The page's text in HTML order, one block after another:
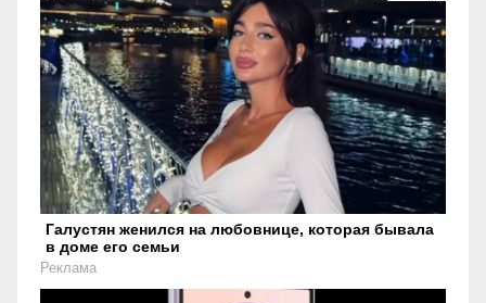
Галустян женился на любовнице, которая бывала
в доме его семьи
Реклама